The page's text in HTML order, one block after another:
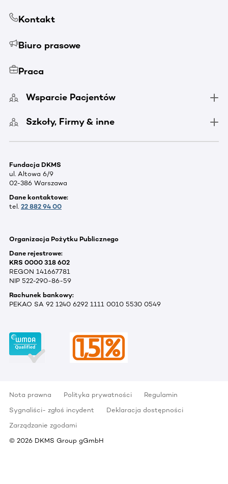
Kontakt
Biuro prasowe
Praca
Wsparcie Pacjentów
Szkoły, Firmy & inne
Fundacja DKMS
ul. Altowa 6/9
02-386 Warszawa
Dane kontaktowe:
tel. 22 882 94 00
Organizacja Pożytku Publicznego
Dane rejestrowe:
KRS 0000 318 602
REGON 141667781
NIP 522-290-86-59
Rachunek bankowy:
PEKAO SA 92 1240 6292 1111 0010 5530 0549
Nota prawna Polityka prywatności
Regulamin
Sygnaliści- zgłoś incydent
Deklaracja dostępności
Zarządzanie zgodami
© 2026 DKMS Group gGmbH